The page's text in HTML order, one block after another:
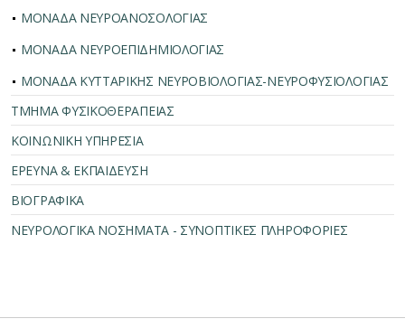
ΜΟΝΑΔΑ ΝΕΥΡΟΑΝΟΣΟΛΟΓΙΑΣ
ΜΟΝΑΔΑ ΝΕΥΡΟΕΠΙΔΗΜΙΟΛΟΓΙΑΣ
ΜΟΝΑΔΑ ΚΥΤΤΑΡΙΚΗΣ ΝΕΥΡΟΒΙΟΛΟΓΙΑΣ-ΝΕΥΡΟΦΥΣΙΟΛΟΓΙΑΣ
ΤΜΗΜΑ ΦΥΣΙΚΟΘΕΡΑΠΕΙΑΣ
ΚΟΙΝΩΝΙΚΗ ΥΠΗΡΕΣΙΑ
ΕΡΕΥΝΑ & ΕΚΠΑΙΔΕΥΣΗ
ΒΙΟΓΡΑΦΙΚΑ
ΝΕΥΡΟΛΟΓΙΚΑ ΝΟΣΗΜΑΤΑ - ΣΥΝΟΠΤΙΚΕΣ ΠΛΗΡΟΦΟΡΙΕΣ